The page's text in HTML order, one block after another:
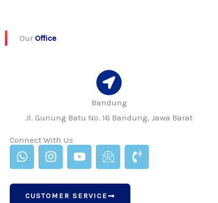
Our Office
Bandung
Jl. Gunung Batu No. 16 Bandung, Jawa Barat
Connect With Us
W
h
t
s
I
n
t
a
Y
o
t
u
I
c
n
-
P
h
CUSTOMER SERVICE